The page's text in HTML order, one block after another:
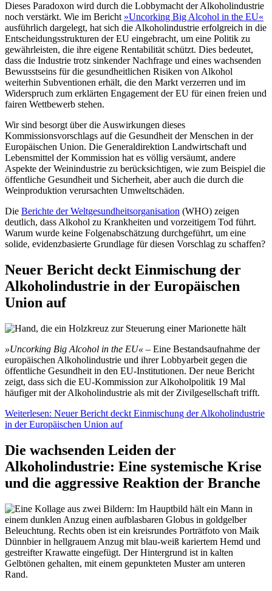
Dieses Paradoxon wird durch die Lobbymacht der Alkoholindustrie
noch verstärkt. Wie im Bericht »Uncorking Big Alcohol in the EU«
ausführlich dargelegt, hat sich die Alkoholindustrie erfolgreich in die
Entscheidungsstrukturen der EU eingebracht, um eine Politik zu
gewährleisten, die ihre eigene Rentabilität schützt. Dies bedeutet,
dass die Industrie trotz sinkender Nachfrage und eines wachsenden
Bewusstseins für die gesundheitlichen Risiken von Alkohol
weiterhin Subventionen erhält, die den Markt verzerren und im
Widerspruch zum erklärten Engagement der EU für einen freien und
fairen Wettbewerb stehen.
Wir sind besorgt über die Auswirkungen dieses
Kommissionsvorschlags auf die Gesundheit der Menschen in der
Europäischen Union. Die Generaldirektion Landwirtschaft und
Lebensmittel der Kommission hat es völlig versäumt, andere
Aspekte der Weinindustrie zu berücksichtigen, wie zum Beispiel die
öffentliche Gesundheit und Sicherheit, aber auch die durch die
Weinproduktion verursachten Umweltschäden.
Die Berichte der Weltgesundheitsorganisation (WHO) zeigen
deutlich, dass Alkohol zu Krankheiten und vorzeitigem Tod führt.
Warum wurde keine Folgenabschätzung durchgeführt, um eine
solide, evidenzbasierte Grundlage für diesen Vorschlag zu schaffen?
Neuer Bericht deckt Einmischung der
Alkoholindustrie in der Europäischen
Union auf
»Uncorking Big Alcohol in the EU« – Eine Bestandsaufnahme der
europäischen Alkoholindustrie und ihrer Lobbyarbeit gegen die
öffentliche Gesundheit in den EU-Institutionen. Der neue Bericht
zeigt, dass sich die EU-Kommission zur Alkoholpolitik 19 Mal
häufiger mit der Alkoholindustrie als mit der Zivilgesellschaft trifft.
Weiterlesen: Neuer Bericht deckt Einmischung der Alkoholindustrie
in der Europäischen Union auf
Die wachsenden Leiden der
Alkoholindustrie: Eine systemische Krise
und die aggressive Reaktion der Branche